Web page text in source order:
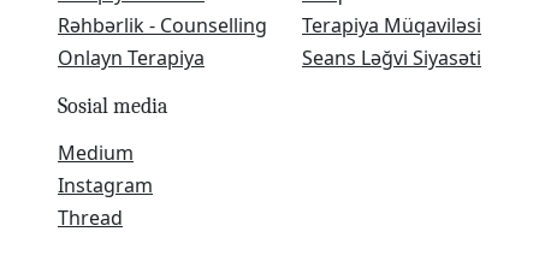
Rəhbərlik - Counselling
Onlayn Terapiya
Terapiya Müqaviləsi
Seans Ləğvi Siyasəti
Sosial media
Medium
Instagram
Thread